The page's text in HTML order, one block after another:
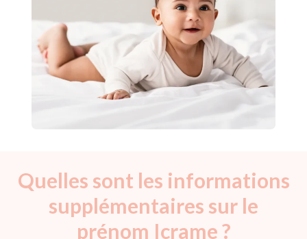
Quelles sont les informations
supplémentaires sur le
prénom Icrame ?